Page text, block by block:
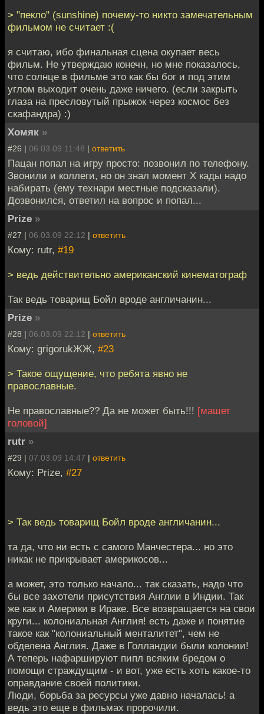
> "пекло" (sunshine) почему-то никто замечательным
фильмом не считает :(
я считаю, ибо финальная сцена окупает весь
фильм. Не утверждаю конечн, но мне показалось,
что солнце в фильме это как бы бог и под этим
углом выходит очень даже ничего. (если закрыть
глаза на пресловутый прыжок через космос без
скафандра) :)
Хомяк »
#26 | 06.03.09 11:48 | ответить
Пацан попал на игру просто: позвонил по телефону.
Звонили и коллеги, но он знал момент Х кады надо
набирать (ему технари местные подсказали).
Дозвонился, ответил на вопрос и попал...
Prize »
#27 | 06.03.09 22:12 | ответить
Кому: rutr, #19
> ведь действительно американский кинематограф
Так ведь товарищ Бойл вроде англичанин...
Prize »
#28 | 06.03.09 22:12 | ответить
Кому: grigorukЖЖ, #23
> Такое ощущение, что ребята явно не
православные.
Не православные?? Да не может быть!!! [машет
головой]
rutr »
#29 | 07.03.09 14:47 | ответить
Кому: Prize, #27
> Так ведь товарищ Бойл вроде англичанин...
та да, что ни есть с самого Манчестера... но это
никак не прикрывает америкосов...
а может, это только начало... так сказать, надо что
бы все захотели присутствия Англии в Индии. Так
же как и Америки в Ираке. Все возвращается на свои
круги... колониальная Англия! есть даже и понятие
такое как "колониальный менталитет", чем не
обделена Англия. Даже в Голландии были колонии!
А теперь нафаршируют пипл всяким бредом о
помощи страждущим - и вот, уже есть хоть какое-то
оправдание своей политики.
Люди, борьба за ресурсы уже давно началась! а
ведь это еще в фильмах пророчили.